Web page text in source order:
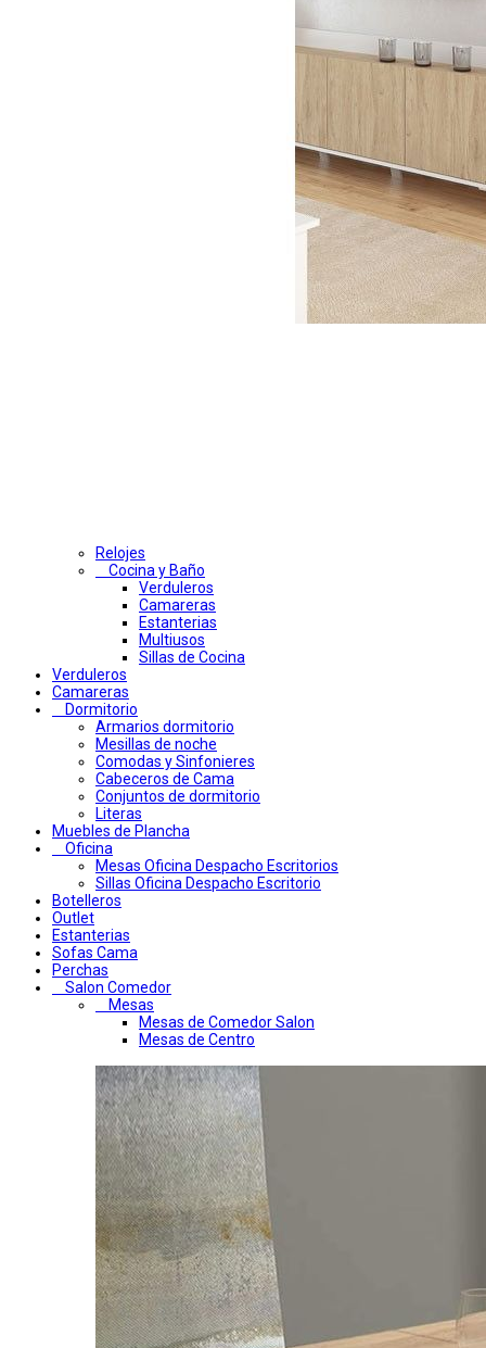
Relojes
Cocina y Baño
Verduleros
Camareras
Estanterias
Multiusos
Sillas de Cocina
Verduleros
Camareras
Dormitorio
Armarios dormitorio
Mesillas de noche
Comodas y Sinfonieres
Cabeceros de Cama
Conjuntos de dormitorio
Literas
Muebles de Plancha
Oficina
Mesas Oficina Despacho Escritorios
Sillas Oficina Despacho Escritorio
Botelleros
Outlet
Estanterias
Sofas Cama
Perchas
Salon Comedor
Mesas
Mesas de Comedor Salon
Mesas de Centro